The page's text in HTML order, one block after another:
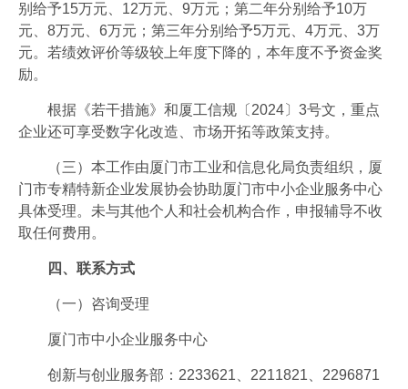
别给予15万元、12万元、9万元；第二年分别给予10万
元、8万元、6万元；第三年分别给予5万元、4万元、3万
元。若绩效评价等级较上年度下降的，本年度不予资金奖
励。
根据《若干措施》和厦工信规〔2024〕3号文，重点
企业还可享受数字化改造、市场开拓等政策支持。
（三）本工作由厦门市工业和信息化局负责组织，厦
门市专精特新企业发展协会协助厦门市中小企业服务中心
具体受理。未与其他个人和社会机构合作，申报辅导不收
取任何费用。
四、联系方式
（一）咨询受理
厦门市中小企业服务中心
创新与创业服务部：2233621、2211821、2296871